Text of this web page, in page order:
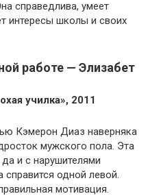
справедлива, умеет
интересы школы и своих
работе — Элизабет
училка», 2011
Кэмерон Диаз наверняка
мужского пола. Эта
и с нарушителями
одной левой.
мотивация.